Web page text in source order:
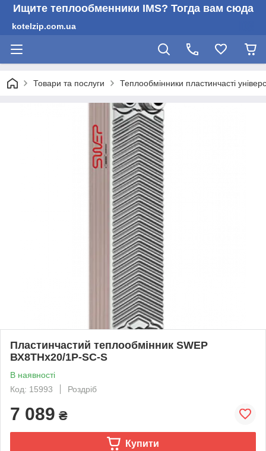
Ищите теплообменники IMS? Тогда вам сюда
kotelzip.com.ua
Товари та послуги Теплообмінники пластинчасті
Пластинчастий теплообмінник SWEP
ВХ8THx20/1P-SC-S
В наявності
Код: 15993
Роздріб
7 089 ₴
Купити